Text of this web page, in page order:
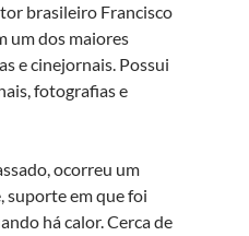
brasileiro Francisco
um dos maiores
e cinejornais. Possui
fotografias e
ocorreu um
suporte em que foi
há calor. Cerca de